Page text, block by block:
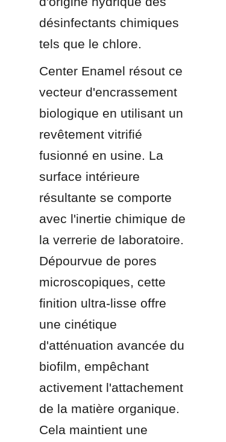
désinfectants chimiques
tels que le chlore.
Center Enamel résout ce
vecteur d'encrassement
biologique en utilisant un
revêtement vitrifié
fusionné en usine. La
surface intérieure
résultante se comporte
avec l'inertie chimique de
la verrerie de laboratoire.
Dépourvue de pores
microscopiques, cette
finition ultra-lisse offre
une cinétique
d'atténuation avancée du
biofilm, empêchant
activement l'attachement
de la matière organique.
Cela maintient une